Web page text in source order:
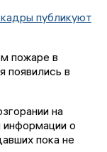
публикуют
пожаре в
появились в
на
информации о
пока не